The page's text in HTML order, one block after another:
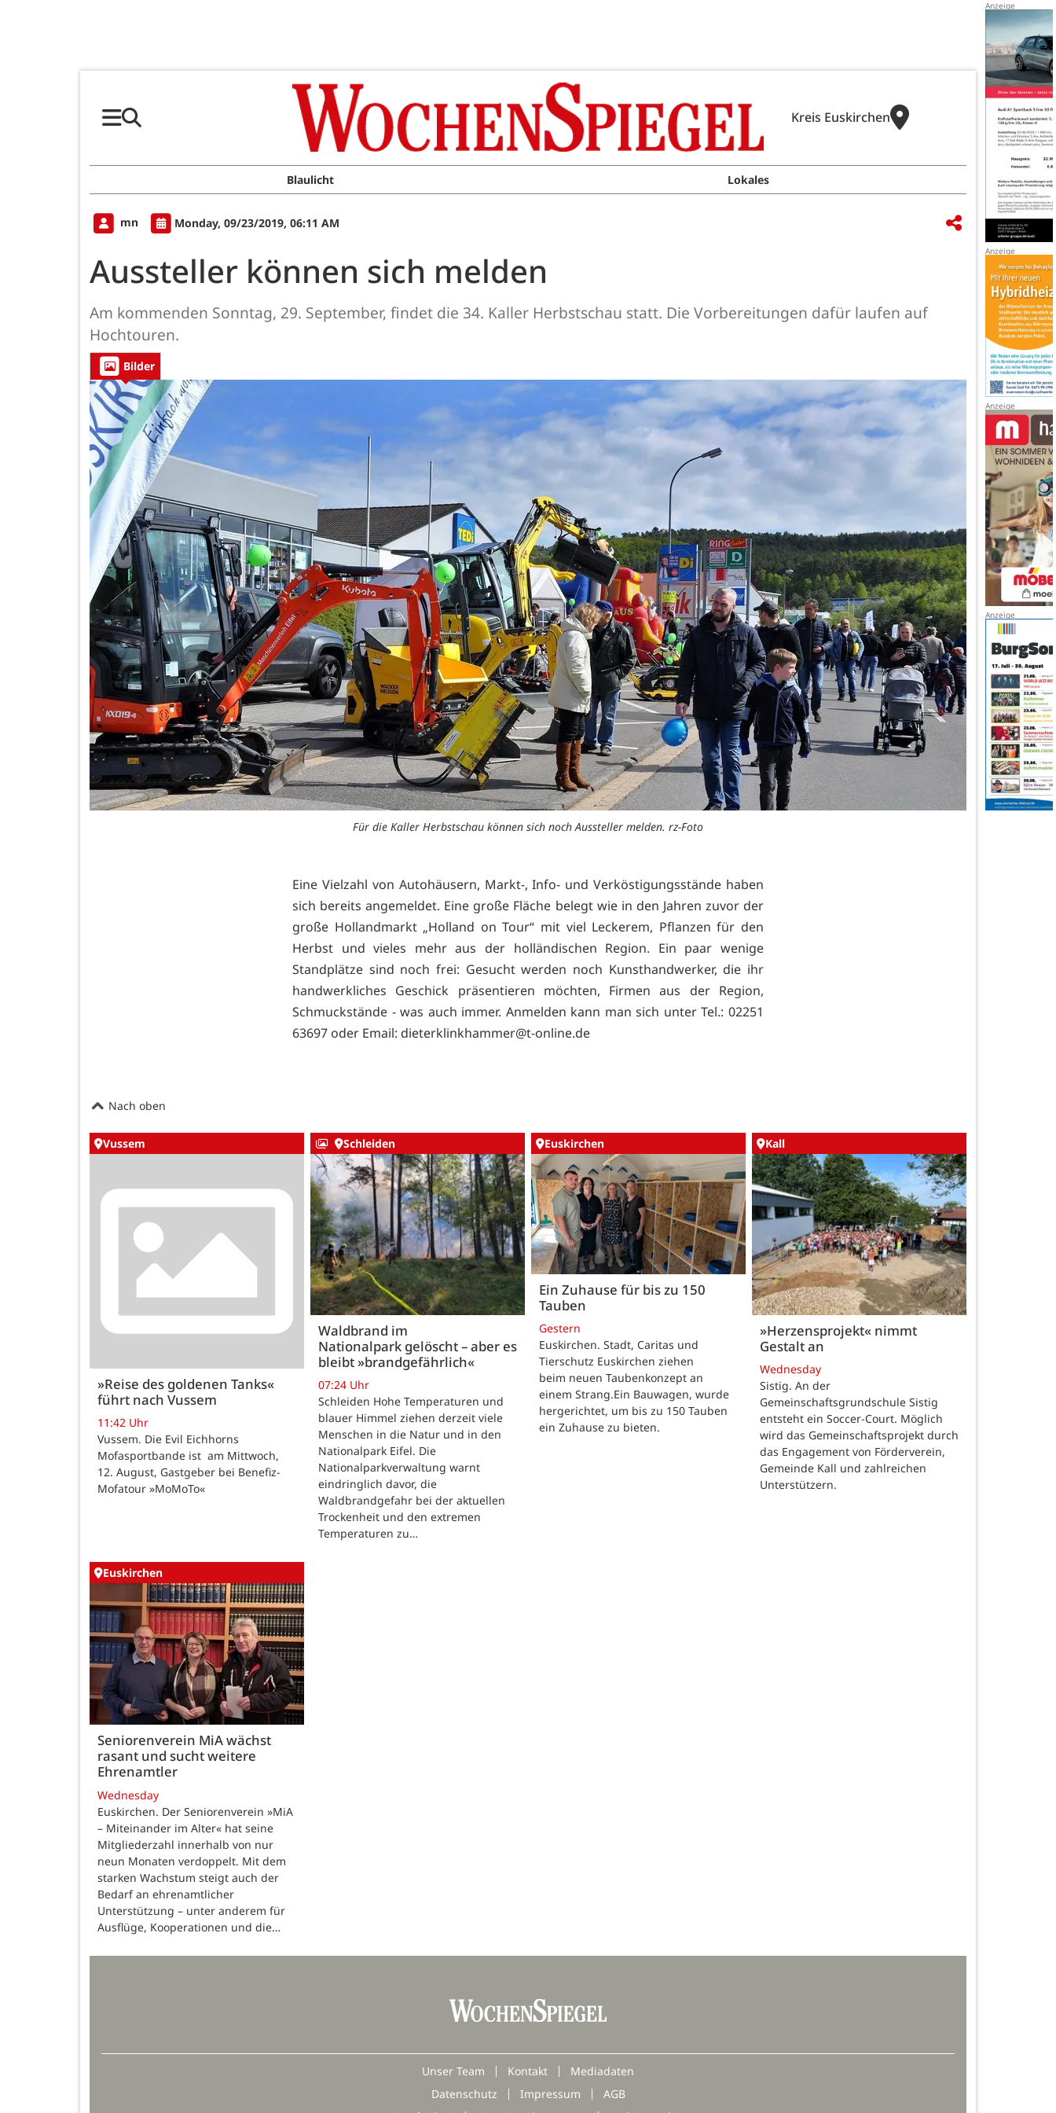
Kreis Euskirchen
Blaulicht Lokales
mn Monday, 09/23/2019, 06:11 AM
Aussteller können sich melden
Am kommenden Sonntag, 29. September, findet die 34. Kaller Herbstschau statt. Die Vorbereitungen dafür laufen auf
Hochtouren.
Bilder
Für die Kaller Herbstschau können sich noch Aussteller melden. rz-Foto
Eine Vielzahl von Autohäusern, Markt-, Info- und Verköstigungsstände haben
sich bereits angemeldet. Eine große Fläche belegt wie in den Jahren zuvor der
große Hollandmarkt „Holland on Tour“ mit viel Leckerem, Pflanzen für den
Herbst und vieles mehr aus der holländischen Region. Ein paar wenige
Standplätze sind noch frei: Gesucht werden noch Kunsthandwerker, die ihr
handwerkliches Geschick präsentieren möchten, Firmen aus der Region,
Schmuckstände - was auch immer. Anmelden kann man sich unter Tel.: 02251
63697 oder Email: dieterklinkhammer@t-online.de
Nach oben
Vussem
»Reise des goldenen Tanks«
führt nach Vussem
11:42 Uhr
Vussem. Die Evil Eichhorns
Mofasportbande ist am Mittwoch,
12. August, Gastgeber bei Benefiz-
Mofatour »MoMoTo«
Schleiden
Waldbrand im
Nationalpark gelöscht – aber es
bleibt »brandgefährlich«
07:24 Uhr
Schleiden Hohe Temperaturen und
blauer Himmel ziehen derzeit viele
Menschen in die Natur und in den
Nationalpark Eifel. Die
Nationalparkverwaltung warnt
eindringlich davor, die
Waldbrandgefahr bei der aktuellen
Trockenheit und den extremen
Temperaturen zu…
Euskirchen
Ein Zuhause für bis zu 150
Tauben
Gestern
Euskirchen. Stadt, Caritas und
Tierschutz Euskirchen ziehen
beim neuen Taubenkonzept an
einem Strang.Ein Bauwagen, wurde
hergerichtet, um bis zu 150 Tauben
ein Zuhause zu bieten.
Kall
»Herzensprojekt« nimmt
Gestalt an
Wednesday
Sistig. An der
Gemeinschaftsgrundschule Sistig
entsteht ein Soccer-Court. Möglich
wird das Gemeinschaftsprojekt durch
das Engagement von Förderverein,
Gemeinde Kall und zahlreichen
Unterstützern.
Euskirchen
Seniorenverein MiA wächst
rasant und sucht weitere
Ehrenamtler
Wednesday
Euskirchen. Der Seniorenverein »MiA
– Miteinander im Alter« hat seine
Mitgliederzahl innerhalb von nur
neun Monaten verdoppelt. Mit dem
starken Wachstum steigt auch der
Bedarf an ehrenamtlicher
Unterstützung – unter anderem für
Ausflüge, Kooperationen und die…
Unser Team Kontakt
Mediadaten
Datenschutz
Impressum
AGB